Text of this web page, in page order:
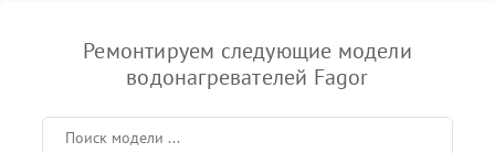
Ремонтируем следующие модели
водонагревателей Fagor